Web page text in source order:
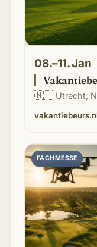
08.–11. Jan
🇳🇱Utrecht,
FACHMESSE